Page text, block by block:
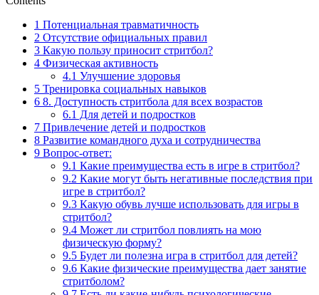
1 Потенциальная травматичность
2 Отсутствие официальных правил
3 Какую пользу приносит стритбол?
4 Физическая активность
4.1 Улучшение здоровья
5 Тренировка социальных навыков
6 8. Доступность стритбола для всех возрастов
6.1 Для детей и подростков
7 Привлечение детей и подростков
8 Развитие командного духа и сотрудничества
9 Вопрос-ответ:
9.1 Какие преимущества есть в игре в стритбол?
9.2 Какие могут быть негативные последствия при
игре в стритбол?
9.3 Какую обувь лучше использовать для игры в
стритбол?
9.4 Может ли стритбол повлиять на мою
физическую форму?
9.5 Будет ли полезна игра в стритбол для детей?
9.6 Какие физические преимущества дает занятие
стритболом?